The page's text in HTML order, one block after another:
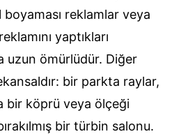
boyaması reklamlar veya
yaptıkları
uzun ömürlüdür. Diğer
bir parkta raylar,
bir köprü veya ölçeği
bir türbin salonu.